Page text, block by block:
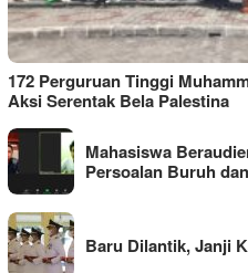
172 Perguruan Tinggi
Aksi Serentak Bela Palestina
Mahasiswa
Persoalan Buruh
Baru Dilantik, Janji